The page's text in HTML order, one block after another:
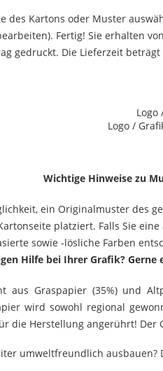
des Kartons oder Muster
Fertig! Sie erhalten
gedruckt. Die Lieferzeit beträgt
Logo
Logo /
Wichtige Hinweise zu
ein Originalmuster des
platziert. Falls Sie
sowie -lösliche Farben
Hilfe bei Ihrer Grafik?
aus Graspapier (35%) und
wird sowohl regional
die Herstellung angerührt! Der
umweltfreundlich